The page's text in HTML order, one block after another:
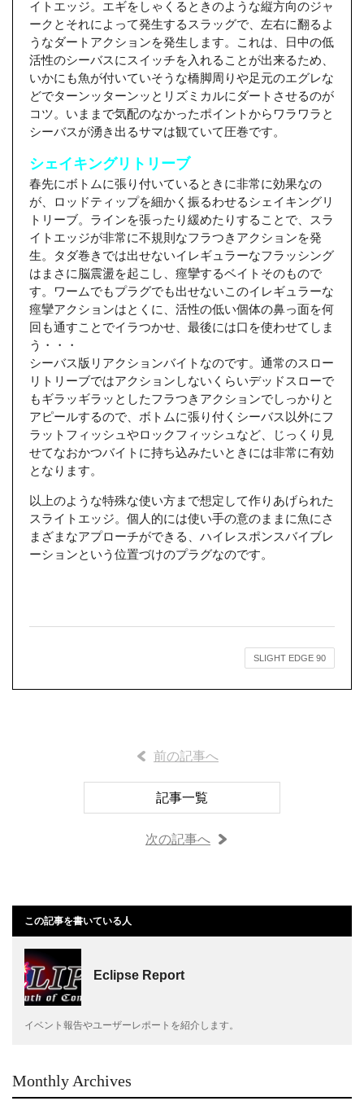
イトエッジ。エギをしゃくるときのような縦方向のジャ
ークとそれによって発生するスラッグで、左右に翻るよ
うなダートアクションを発生します。これは、日中の低
活性のシーバスにスイッチを入れることが出来るため、
いかにも魚が付いていそうな橋脚周りや足元のエグレな
どでターンッターンッとリズミカルにダートさせるのが
コツ。いままで気配のなかったポイントからワラワラと
シーバスが湧き出るサマは観ていて圧巻です。
シェイキングリトリーブ
春先にボトムに張り付いているときに非常に効果なの
が、ロッドティップを細かく振るわせるシェイキングリ
トリーブ。ラインを張ったり緩めたりすることで、スラ
イトエッジが非常に不規則なフラつきアクションを発
生。タダ巻きでは出せないイレギュラーなフラッシング
はまさに脳震盪を起こし、痙攣するベイトそのもので
す。ワームでもプラグでも出せないこのイレギュラーな
痙攣アクションはとくに、活性の低い個体の鼻っ面を何
回も通すことでイラつかせ、最後には口を使わせてしま
う・・・
シーバス版リアクションバイトなのです。通常のスロー
リトリーブではアクションしないくらいデッドスローで
もギラッギラッとしたフラつきアクションでしっかりと
アピールするので、ボトムに張り付くシーバス以外にフ
ラットフィッシュやロックフィッシュなど、じっくり見
せてなおかつバイトに持ち込みたいときには非常に有効
となります。
以上のような特殊な使い方まで想定して作りあげられた
スライトエッジ。個人的には使い手の意のままに魚にさ
まざまなアプローチができる、ハイレスポンスバイブレ
ーションという位置づけのプラグなのです。
SLIGHT EDGE 90
前の記事へ
記事一覧
次の記事へ
この記事を書いている人
Eclipse Report
イベント報告やユーザーレポートを紹介します。
Monthly Archives